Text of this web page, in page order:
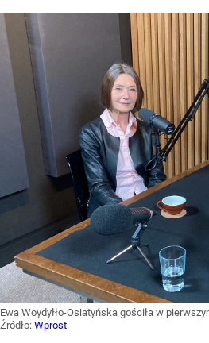
Ewa Woydyłło-Osiatyńska gościła w
Źródło: Wprost